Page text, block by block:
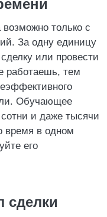
возможно только с
За одну единицу
или провести
работаешь, тем
Обучающее
и даже тысячи
время в одном
его
сделки